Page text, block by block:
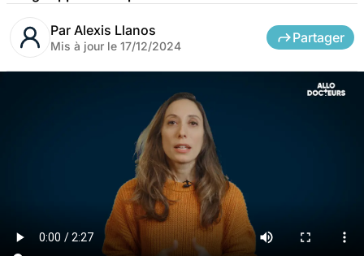
Par Alexis Llanos
Mis à jour le 17/12/2024
Partager